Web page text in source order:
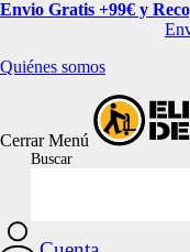
Envio Gratis +99€ y
Quiénes somos
CerrarMenú
Buscar